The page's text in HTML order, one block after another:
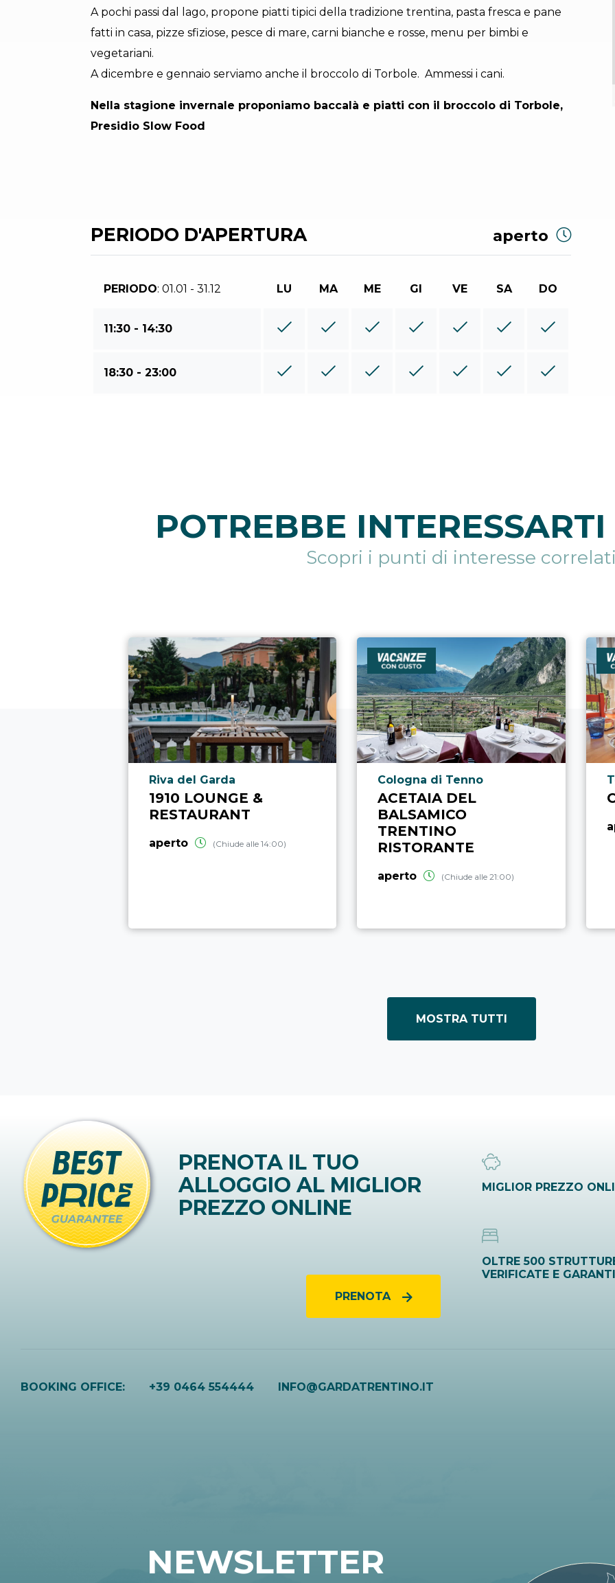
A pochi passi dal lago, propone piatti tipici della tradizione trentina, pasta fresca e pane
fatti in casa, pizze sfiziose, pesce di mare, carni bianche e rosse, menu per bimbi e
vegetariani.
A dicembre e gennaio serviamo anche il broccolo di Torbole. Ammessi i cani.
Nella stagione invernale proponiamo baccalà e piatti con il broccolo di Torbole,
Presidio Slow Food
PERIODO D'APERTURA aperto
PERIODO: 01.01 - 31.12 LU MA ME GI VE SA DO
11:30 - 14:30
18:30 - 23:00
POTREBBE
Scopri i punti di interesse correlati
Località punto di interesse
Riva del Garda
1910 LOUNGE &
RESTAURANT
aperto (Chiude alle 14:00)
Località punto di interesse
Cologna di Tenno
ACETAIA DEL
BALSAMICO
TRENTINO
RISTORANTE
aperto (Chiude alle 21:00)
MOSTRA TUTTI
PRENOTA IL TUO
ALLOGGIO AL MIGLIOR
PREZZO ONLINE
PRENOTA
MIGLIOR PREZZO
OLTRE 500
VERIFICATE E
BOOKING OFFICE: +39 0464 554444 INFO@GARDATRENTINO.IT
NEWSLETTER